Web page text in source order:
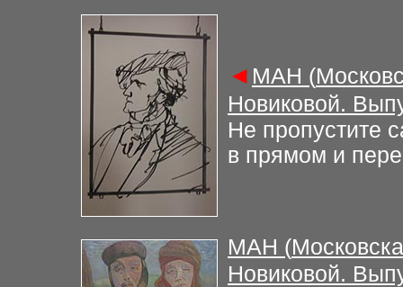
◄ МАН (
Новиковой.
Не пропустите
в прямом и
МАН (
Новиковой.